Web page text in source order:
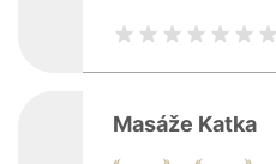
Masáže Katka